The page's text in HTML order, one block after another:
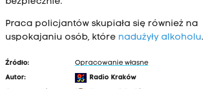
Praca policjantów skupiała się również na
uspokajaniu osób, które nadużyły alkoholu.
Źródło:
Opracowanie własne
Autor:
Radio Kraków